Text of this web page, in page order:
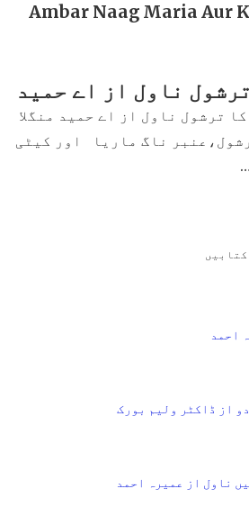
Ambar Naag Maria Aur
ناول از اے حمید
کا ترشول ناول از اے حمید منگلا
ناگ ماریا اور کیٹی
احمد
از ڈاکٹر ولیم بورک
ناول از عمیرہ احمد